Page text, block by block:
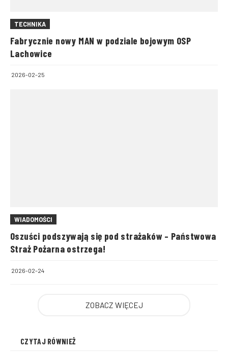
TECHNIKA
Fabrycznie nowy MAN w podziale bojowym OSP
Lachowice
2026-02-25
WIADOMOŚCI
Oszuści podszywają się pod strażaków – Państwowa
Straż Pożarna ostrzega!
2026-02-24
ZOBACZ WIĘCEJ
CZYTAJ RÓWNIEŻ